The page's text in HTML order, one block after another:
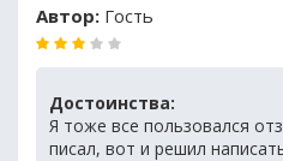
Автор: Гость
Достоинства:
Я тоже все пользовался
писал, вот и решил